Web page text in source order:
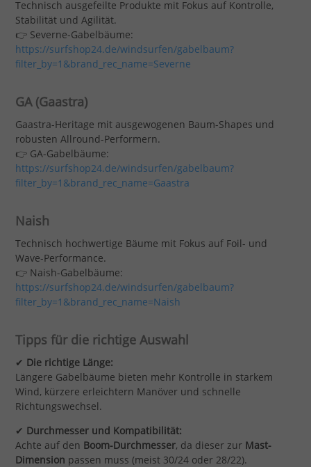
Technisch ausgefeilte Produkte mit Fokus auf Kontrolle,
Stabilität und Agilität.
👉 Severne-Gabelbäume:
https://surfshop24.de/windsurfen/gabelbaum?
filter_by=1&brand_rec_name=Severne
GA (Gaastra)
Gaastra-Heritage mit ausgewogenen Baum-Shapes und
robusten Allround-Performern.
👉 GA-Gabelbäume:
https://surfshop24.de/windsurfen/gabelbaum?
filter_by=1&brand_rec_name=Gaastra
Naish
Technisch hochwertige Bäume mit Fokus auf Foil- und
Wave-Performance.
👉 Naish-Gabelbäume:
https://surfshop24.de/windsurfen/gabelbaum?
filter_by=1&brand_rec_name=Naish
Tipps für die richtige Auswahl
✔ Die richtige Länge:
Längere Gabelbäume bieten mehr Kontrolle in starkem
Wind, kürzere erleichtern Manöver und schnelle
Richtungswechsel.
✔ Durchmesser und Kompatibilität:
Achte auf den Boom-Durchmesser, da dieser zur Mast-
Dimension passen muss (meist 30/24 oder 28/22).